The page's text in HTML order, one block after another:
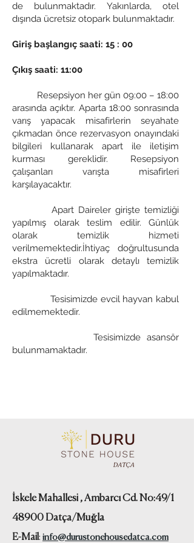
de bulunmaktadır. Yakınlarda, otel
dışında ücretsiz otopark bulunmaktadır.
Giriş başlangıç saati: 15 : 00
Çıkış saati: 11:00
Resepsiyon her gün 09:00 – 18:00
arasında açıktır. Aparta 18:00 sonrasında
varış yapacak misafirlerin seyahate
çıkmadan önce rezervasyon onayındaki
bilgileri kullanarak apart ile iletişim
kurması gereklidir. Resepsiyon
çalışanları varışta misafirleri
karşılayacaktır.
Apart Daireler girişte temizliği
yapılmış olarak teslim edilir. Günlük
olarak temizlik hizmeti
verilmemektedir.İhtiyaç doğrultusunda
ekstra ücretli olarak detaylı temizlik
yapılmaktadır.
Tesisimizde evcil hayvan kabul
edilmemektedir.
Tesisimizde asansör
bulunmamaktadır.
İskele Mahallesi , Ambarcı Cd. No:49/1
48900 Datça/Muğla
E-Mail: info@durustonehousedatca.com